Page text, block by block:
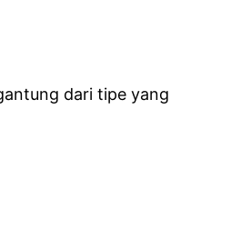
dari tipe yang